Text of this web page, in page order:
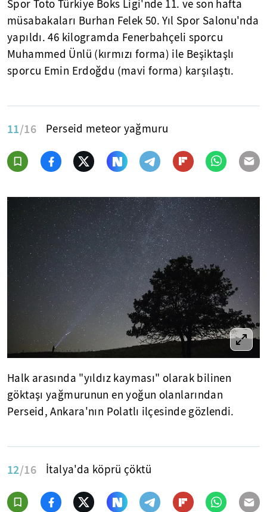
Spor Toto Türkiye Boks Ligi'nde 11. ve son hafta
müsabakaları Burhan Felek 50. Yıl Spor Salonu'nda
yapıldı. 46 kilogramda Fenerbahçeli sporcu
Muhammed Ünlü (kırmızı forma) ile Beşiktaşlı
sporcu Emin Erdoğdu (mavi forma) karşılaştı.
11/16 Perseid meteor yağmuru
Halk arasında "yıldız kayması" olarak bilinen
göktaşı yağmurunun en yoğun olanlarından
Perseid, Ankara'nın Polatlı ilçesinde gözlendi.
12/16 İtalya'da köprü çöktü